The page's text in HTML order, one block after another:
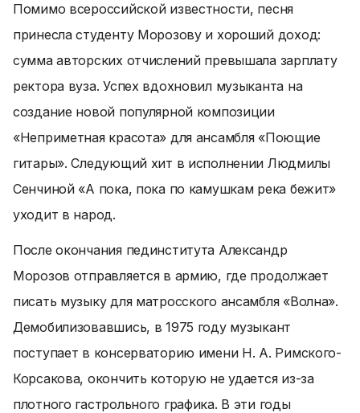
Помимо всероссийской известности, песня
принесла студенту Морозову и хороший доход:
сумма авторских отчислений превышала зарплату
ректора вуза. Успех вдохновил музыканта на
создание новой популярной композиции
«Неприметная красота» для ансамбля «Поющие
гитары». Следующий хит в исполнении Людмилы
Сенчиной «А пока, пока по камушкам река бежит»
уходит в народ.
После окончания пединститута Александр
Морозов отправляется в армию, где продолжает
писать музыку для матросского ансамбля «Волна».
Демобилизовавшись, в 1975 году музыкант
поступает в консерваторию имени Н. А. Римского-
Корсакова, окончить которую не удается из-за
плотного гастрольного графика. В эти годы